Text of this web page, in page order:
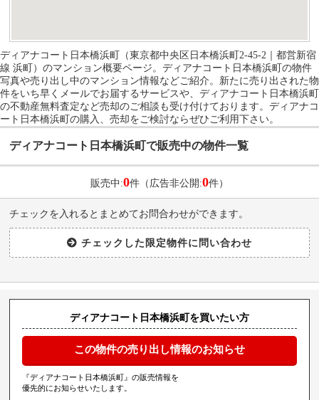
ディアナコート日本橋浜町（東京都中央区日本橋浜町2-45-2｜都営新宿
線 浜町）のマンション概要ページ。ディアナコート日本橋浜町の物件
写真や売り出し中のマンション情報などご紹介。新たに売り出された物
件をいち早くメールでお届するサービスや、ディアナコート日本橋浜町
の不動産無料査定など売却のご相談も受け付けております。ディアナコ
ート日本橋浜町の購入、売却をご検討ならぜひご利用下さい。
ディアナコート日本橋浜町で販売中の物件一覧
販売中:0件（広告非公開:0件）
チェックを入れるとまとめてお問合わせができます。
ディアナコート日本橋浜町を買いたい方
この物件の売り出し情報のお知らせ
『ディアナコート日本橋浜町』の販売情報を
優先的にお知らせいたします。